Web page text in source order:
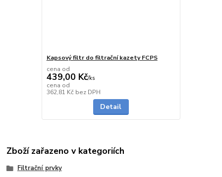
Kapsový filtr do filtrační kazety FCPS
cena od
439,00 Kč/ks
cena od
362,81 Kč bez DPH
Detail
Zboží zařazeno v kategoriích
Filtrační prvky